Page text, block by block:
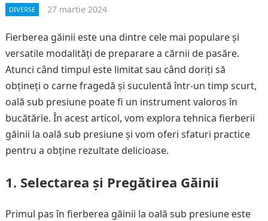
DIVERSE 27 martie 2024
Fierberea găinii este una dintre cele mai populare și
versatile modalități de preparare a cărnii de pasăre.
Atunci când timpul este limitat sau când doriți să
obțineți o carne fragedă și suculentă într-un timp scurt,
oală sub presiune poate fi un instrument valoros în
bucătărie. În acest articol, vom explora tehnica fierberii
găinii la oală sub presiune și vom oferi sfaturi practice
pentru a obține rezultate delicioase.
1. Selectarea și Pregătirea Găinii
Primul pas în fierberea găinii la oală sub presiune este